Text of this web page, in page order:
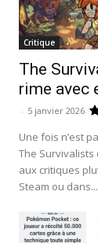
Critique
The
rime avec
- 5 janvier 2026
Une fois n’est
The
aux critiques
Steam ou dans...